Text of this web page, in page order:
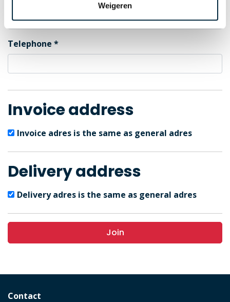
Weigeren
Telephone
Invoice address
Invoice adres is the same as general adres
Delivery address
Delivery adres is the same as general adres
Join
Contact